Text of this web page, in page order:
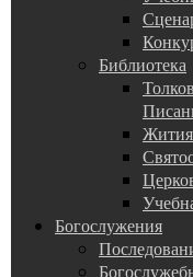
Библиотека
Богослужения